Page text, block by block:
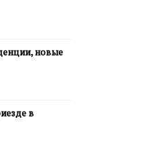
новые
в